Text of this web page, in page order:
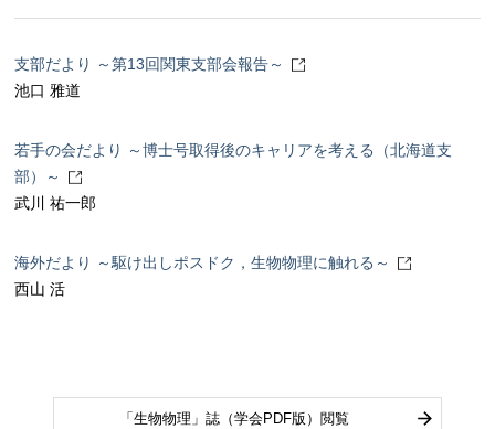
支部だより ～第13回関東支部会報告～
池口 雅道
若手の会だより ～博士号取得後のキャリアを考える（北海道支
部）～
武川 祐一郎
海外だより ～駆け出しポスドク，生物物理に触れる～
西山 活
「生物物理」誌（学会PDF版）閲覧